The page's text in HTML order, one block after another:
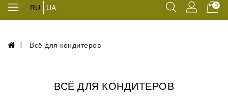
RU UA 0
Всё для кондитеров
ВСЁ ДЛЯ КОНДИТЕРОВ